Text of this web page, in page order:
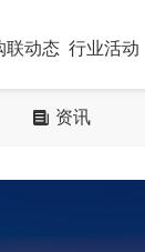
联动态 行业活动
资讯